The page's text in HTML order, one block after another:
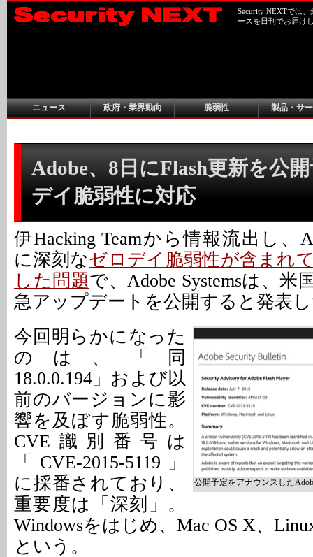
Security NEXTでは
ースを日刊でお届け
ニュース 政府・業界動向 脆弱性 製品・サ
Adobe、8日にFlash更新を公
デイ脆弱性に対応
伊Hacking Teamから情報流出し、
に深刻なゼロデイ脆弱性が含まれ
した問題で、Adobe Systemsは、米
急アップデートを公開すると発表
公開予定をアナウンスした
今回明らかになった
のは、「同
18.0.0.194」および以
前のバージョンに影
響を及ぼす脆弱性。
CVE識別番号は
「CVE-2015-5119」
に採番されており、
重要度は「深刻」。
Windowsをはじめ、Mac OS X、
という。